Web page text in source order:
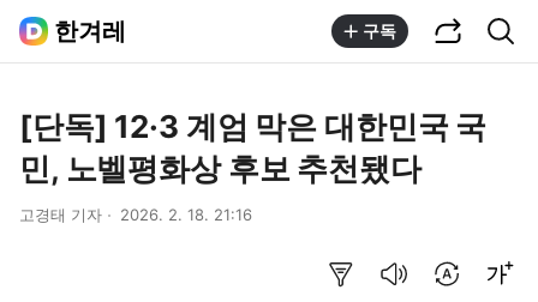
한겨레 구독
[단독] 12·3 계엄 막은 대한민국 국
민, 노벨평화상 후보 추천됐다
고경태 기자 2026. 2. 18. 21:16